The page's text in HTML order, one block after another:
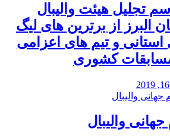
تجلیل هیئت والیبال
البرز از برترین های لیگ
استانی و تیم های اعزامی
کشوری
والیبال